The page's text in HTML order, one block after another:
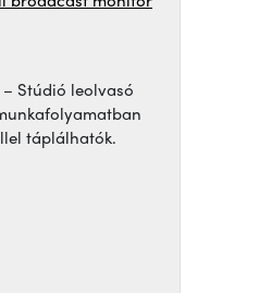
– Stúdió leolvasó
táplálhatók.